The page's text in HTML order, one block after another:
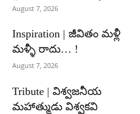
August 7, 2026
Inspiration | జీవితం మళ్లీ
మళ్ళీ రాదు… !
August 7, 2026
Tribute | విశ్వజనీయ
మహాత్ముడు విశ్వకవి